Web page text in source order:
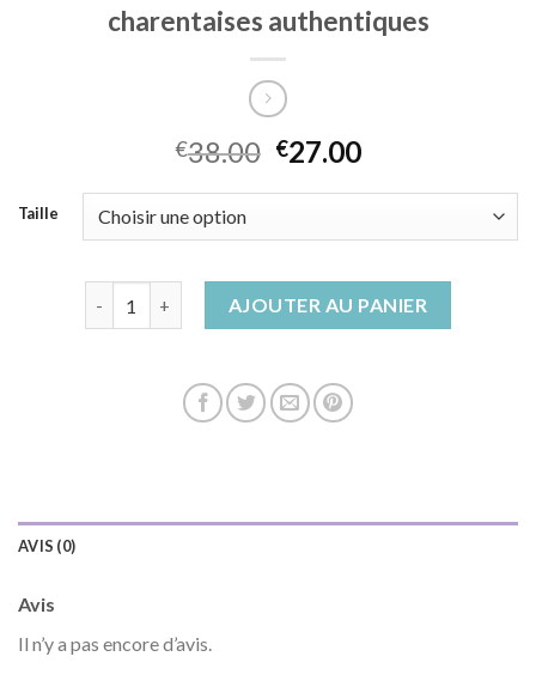
charentaises authentiques
€38.00 €27.00
Taille
AJOUTER AU PANIER
AVIS (0)
Avis
Il n’y a pas encore d’avis.